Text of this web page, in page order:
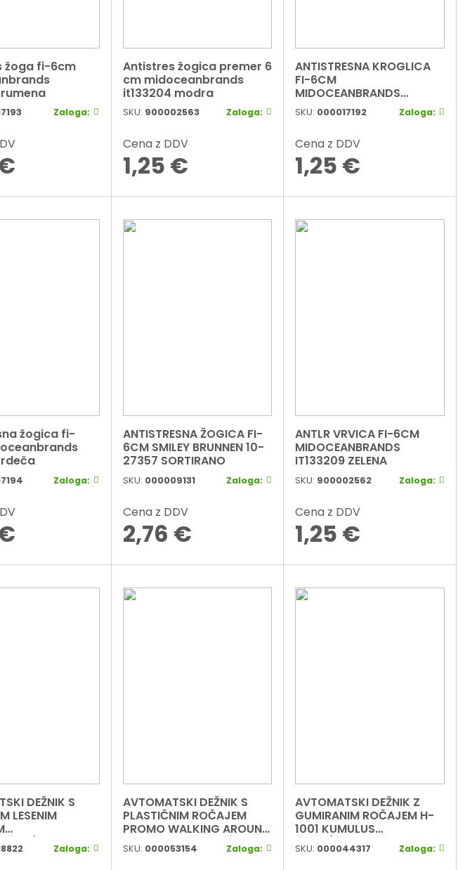
žoga fi-6cm
Zaloga:
Antistres žogica premer 6
cm midoceanbrands
it133204 modra
SKU: 900002563 Zaloga:
Cena z DDV
1,25 €
ANTISTRESNA KROGLICA
FI-6CM
MIDOCEANBRANDS
IT133210 ORANŽNA
SKU: 000017192 Zaloga:
Cena z DDV
1,25 €
žogica fi-
Zaloga:
ANTISTRESNA ŽOGICA FI-
6CM SMILEY BRUNNEN 10-
27357 SORTIRANO
SKU: 000009131 Zaloga:
Cena z DDV
2,76 €
ANTLR VRVICA FI-6CM
MIDOCEANBRANDS
IT133209 ZELENA
SKU: 900002562 Zaloga:
Cena z DDV
1,25 €
DEŽNIK S
LESENIM
RUMENIZaloga:
AVTOMATSKI DEŽNIK S
PLASTIČNIM ROČAJEM
PROMO WALKING AROUND
PERLETTI 96011-01 ČRN
SKU: 000053154 Zaloga:
AVTOMATSKI DEŽNIK Z
GUMIRANIM ROČAJEM H-
1001 KUMULUS
ČRNO/MODER
SKU: 000044317 Zaloga: